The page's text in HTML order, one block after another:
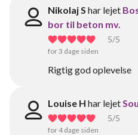
Nikolaj S har lejet
bor til beton mv.
5/5
for 3 dage siden
Rigtig god oplevelse
Louise H har lejet
5/5
for 4 dage siden